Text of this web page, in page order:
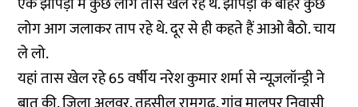
लोग आग जलाकर ताप रहे थे. दूर से ही कहते हैं आओ बैठो. चाय
ले लो.
यहां तास खेल रहे 65 वर्षीय नरेश कुमार शर्मा से न्यूज़लॉन्ड्री ने